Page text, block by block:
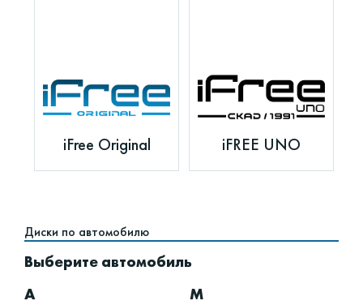
iFree Original iFREE UNO
Диски по автомобилю
Выберите автомобиль
A
M